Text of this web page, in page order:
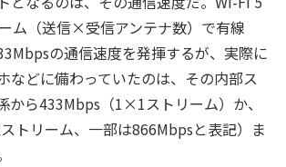
ム（送信×受信アンテナ数）で有線
の通信速度を発揮するが、実際に
などに備わっていたのは、その内部ス
から433Mbps（1×1ストリーム）か、
トリーム、一部は866Mbpsと表記）ま